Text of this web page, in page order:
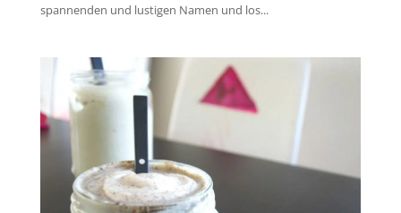
spannenden und lustigen Namen und los...